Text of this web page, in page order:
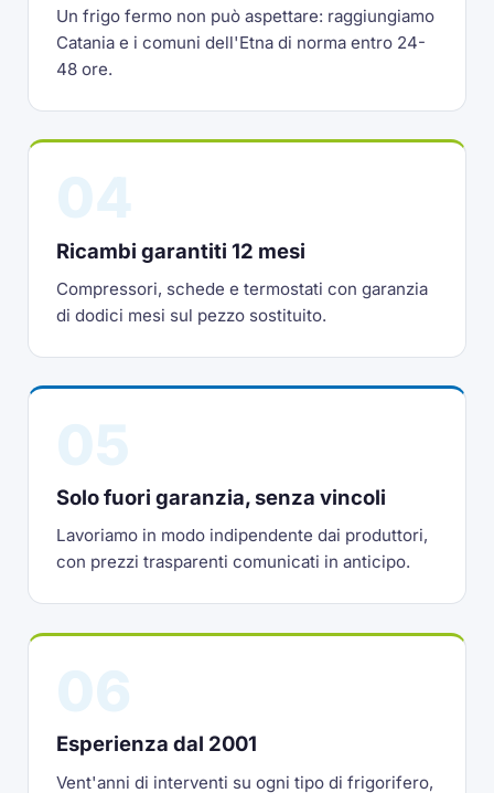
Un frigo fermo non può aspettare: raggiungiamo
Catania e i comuni dell'Etna di norma entro 24-
48 ore.
Ricambi garantiti 12 mesi
Compressori, schede e termostati con garanzia
di dodici mesi sul pezzo sostituito.
Solo fuori garanzia, senza vincoli
Lavoriamo in modo indipendente dai produttori,
con prezzi trasparenti comunicati in anticipo.
Esperienza dal 2001
Vent'anni di interventi su ogni tipo di frigorifero,